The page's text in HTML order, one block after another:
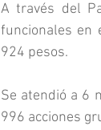
A través del
funcionales en
924 pesos.
Se atendió a 6
996 acciones